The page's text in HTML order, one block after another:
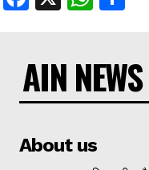
AIN NEWS
About us